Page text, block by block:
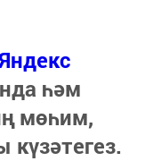
һәм
мөһим,